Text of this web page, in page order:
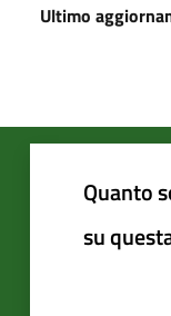
Ultimo
Quanto
su